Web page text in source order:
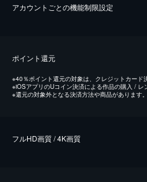
アカウントごとの機能制限設定
ポイント還元
※40％ポイント還元の対象は、クレジットカード
※iOSアプリのUコイン決済による作品の購入 / レ
※還元の対象外となる決済方法や商品があります
フルHD画質 / 4K画質